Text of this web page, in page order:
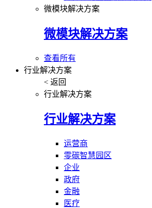
微模块解决方案
微模块解决方案
查看所有
行业解决方案
< 返回
行业解决方案
行业解决方案
运营商
零碳智慧园区
企业
政府
金融
医疗